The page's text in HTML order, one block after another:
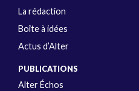
La rédaction
Boîte à idées
Actus d’Alter
PUBLICATIONS
Alter Échos